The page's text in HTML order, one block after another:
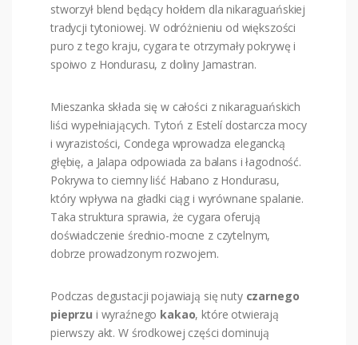
stworzył blend będący hołdem dla nikaraguańskiej
tradycji tytoniowej. W odróżnieniu od większości
puro z tego kraju, cygara te otrzymały pokrywę i
spoiwo z Hondurasu, z doliny Jamastran.
Mieszanka składa się w całości z nikaraguańskich
liści wypełniających. Tytoń z Estelí dostarcza mocy
i wyrazistości, Condega wprowadza elegancką
głębię, a Jalapa odpowiada za balans i łagodność.
Pokrywa to ciemny liść Habano z Hondurasu,
który wpływa na gładki ciąg i wyrównane spalanie.
Taka struktura sprawia, że cygara oferują
doświadczenie średnio-mocne z czytelnym,
dobrze prowadzonym rozwojem.
Podczas degustacji pojawiają się nuty czarnego
pieprzu i wyraźnego kakao, które otwierają
pierwszy akt. W środkowej części dominują